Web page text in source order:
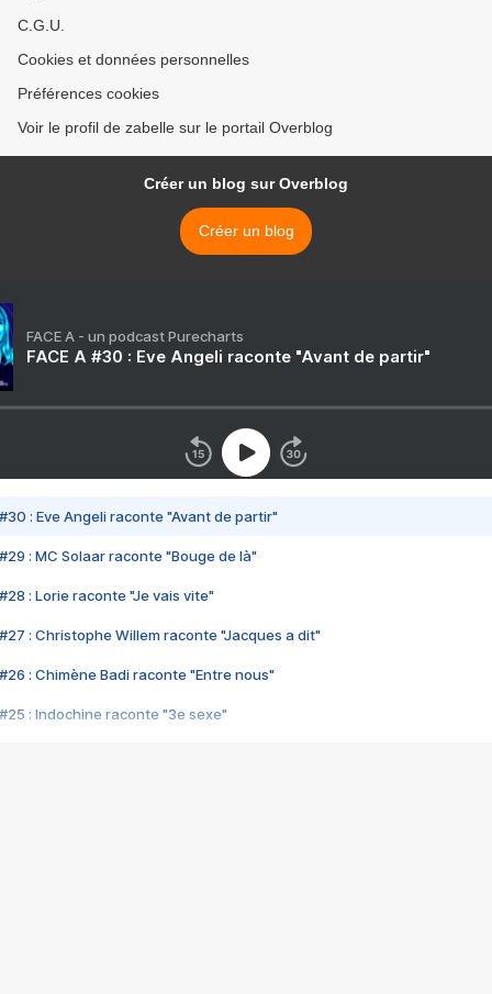
C.G.U.
Cookies et données personnelles
Préférences cookies
Voir le profil de zabelle sur le portail Overblog
Créer un blog sur Overblog
Créer un blog
FACE A - un podcast Purecharts
FACE A #30 : Eve Angeli raconte "Avant de partir"
#30 : Eve Angeli raconte "Avant de partir"
#29 : MC Solaar raconte "Bouge de là"
#28 : Lorie raconte "Je vais vite"
#27 : Christophe Willem raconte "Jacques a dit"
#26 : Chimène Badi raconte "Entre nous"
#25 : Indochine raconte "3e sexe"